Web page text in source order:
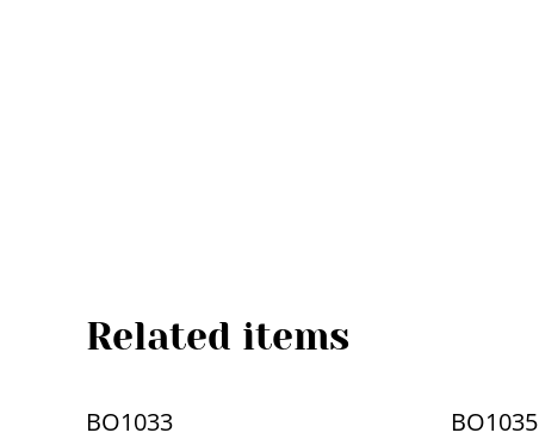
Related items
BO1033 BO1035